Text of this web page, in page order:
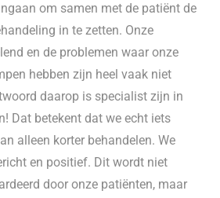
om samen met de patiënt de
in te zetten. Onze
en de problemen waar onze
hebben zijn heel vaak niet
daarop is specialist zijn in
Dat betekent dat we echt iets
alleen korter behandelen. We
en positief. Dit wordt niet
door onze patiënten, maar